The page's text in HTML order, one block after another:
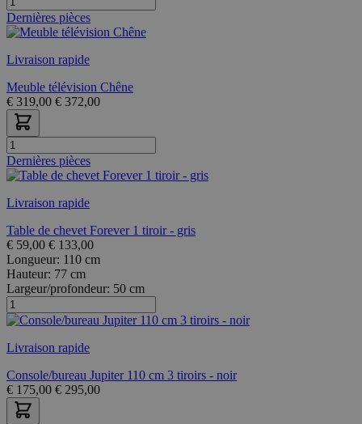
Dernières pièces
Livraison rapide
Meuble télévision Chêne
€ 319,00 € 372,00
Dernières pièces
Livraison rapide
Table de chevet Forever 1 tiroir - gris
€ 59,00 € 133,00
Longueur: 110 cm
Hauteur: 77 cm
Largeur/profondeur: 50 cm
Livraison rapide
Console/bureau Jupiter 110 cm 3 tiroirs - noir
€ 175,00 € 295,00